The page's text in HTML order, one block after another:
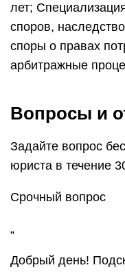
лет;
споров,
споры о правах
арбитражные
Вопросы и
Задайте вопрос
юриста в течение
Срочный вопрос
„
Добрый день!